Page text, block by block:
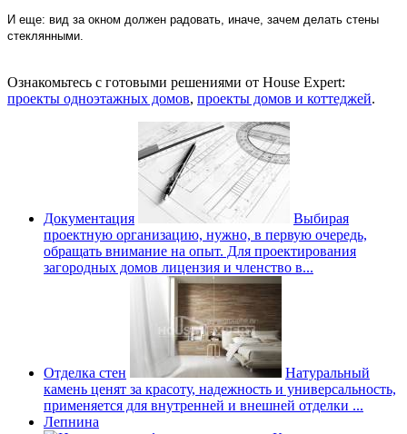
И еще: вид за окном должен радовать, иначе, зачем делать стены
стеклянными.
Ознакомьтесь с готовыми решениями от House Expert:
проекты одноэтажных домов, проекты домов и коттеджей.
Документация
Выбирая
проектную организацию, нужно, в первую очередь,
обращать внимание на опыт. Для проектирования
загородных домов лицензия и членство в...
Отделка стен
Натуральный
камень ценят за красоту, надежность и универсальность,
применяется для внутренней и внешней отделки ...
Лепнина